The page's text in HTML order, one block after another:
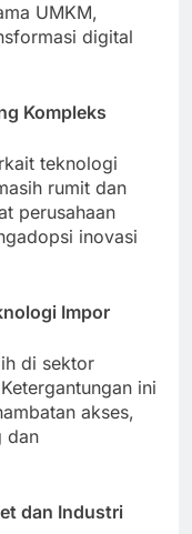
UMKM,
digital
Kompleks
teknologi
rumit dan
perusahaan
inovasi
Impor
di sektor
ini
akses,
dan
dan Industri